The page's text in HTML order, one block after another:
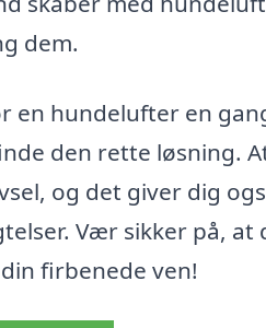
dem.
en hundelufter en
den rette løsning.
og det giver dig
Vær sikker på,
firbenede ven!